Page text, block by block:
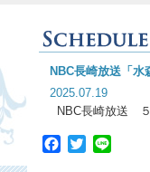
NBC長崎放送「
2025.07.19
NBC長崎放送
Facebook
Twitter